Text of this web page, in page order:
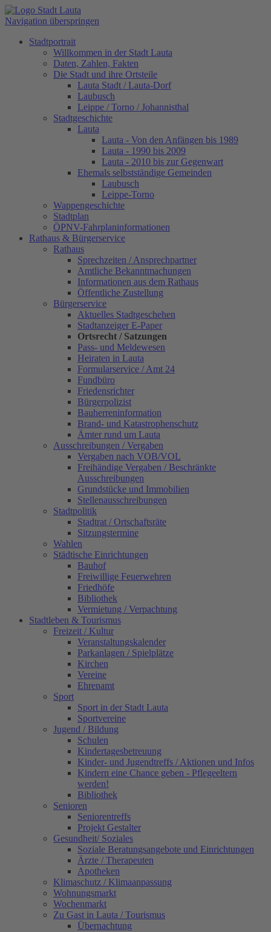
Navigation überspringen
Stadtportrait
Willkommen in der Stadt Lauta
Daten, Zahlen, Fakten
Die Stadt und ihre Ortsteile
Lauta Stadt / Lauta-Dorf
Laubusch
Leippe / Torno / Johannisthal
Stadtgeschichte
Lauta
Lauta - Von den Anfängen bis 1989
Lauta - 1990 bis 2009
Lauta - 2010 bis zur Gegenwart
Ehemals selbstständige Gemeinden
Laubusch
Leippe-Torno
Wappengeschichte
Stadtplan
ÖPNV-Fahrplaninformationen
Rathaus & Bürgerservice
Rathaus
Sprechzeiten / Ansprechpartner
Amtliche Bekanntmachungen
Informationen aus dem Rathaus
Öffentliche Zustellung
Bürgerservice
Aktuelles Stadtgeschehen
Stadtanzeiger E-Paper
Ortsrecht / Satzungen
Pass- und Meldewesen
Heiraten in Lauta
Formularservice / Amt 24
Fundbüro
Friedensrichter
Bürgerpolizist
Bauherreninformation
Brand- und Katastrophenschutz
Ämter rund um Lauta
Ausschreibungen / Vergaben
Vergaben nach VOB/VOL
Freihändige Vergaben / Beschränkte
Ausschreibungen
Grundstücke und Immobilien
Stellenausschreibungen
Stadtpolitik
Stadtrat / Ortschaftsräte
Sitzungstermine
Wahlen
Städtische Einrichtungen
Bauhof
Freiwillige Feuerwehren
Friedhöfe
Bibliothek
Vermietung / Verpachtung
Stadtleben & Tourismus
Freizeit / Kultur
Veranstaltungskalender
Parkanlagen / Spielplätze
Kirchen
Vereine
Ehrenamt
Sport
Sport in der Stadt Lauta
Sportvereine
Jugend / Bildung
Schulen
Kindertagesbetreuung
Kinder- und Jugendtreffs / Aktionen und Infos
Kindern eine Chance geben - Pflegeeltern
werden!
Bibliothek
Senioren
Seniorentreffs
Projekt Gestalter
Gesundheit/ Soziales
Soziale Beratungsangebote und Einrichtungen
Ärzte / Therapeuten
Apotheken
Klimaschutz / Klimaanpassung
Wohnungsmarkt
Wochenmarkt
Zu Gast in Lauta / Tourismus
Übernachtung